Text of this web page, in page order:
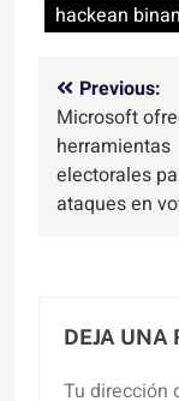
hackean
de
entradas
Previous:
Microsoft
herramientas
electorales
ataques en
DEJA UNA
Tu dirección